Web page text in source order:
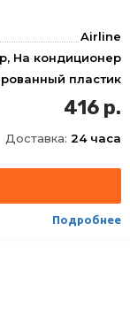
Airline
На кондиционер
пластик
Зеленый чай
416 р.
Доставка: 24 часа
Подробнее